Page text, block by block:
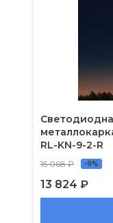
RL-KN-9-2-R
15 068 ₽ -9%
13 824 ₽